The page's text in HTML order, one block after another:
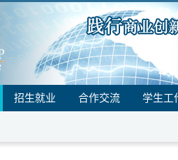
招生就业 合作交流 学生工